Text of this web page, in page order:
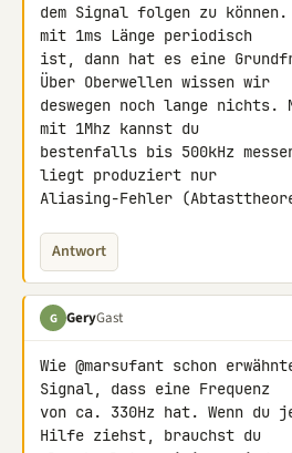
dem Signal folgen zu
mit 1ms Länge periodisch
ist, dann hat es eine
Über Oberwellen wissen wir
deswegen noch lange nichts.
mit 1Mhz kannst du
bestenfalls bis 500kHz
liegt produziert nur
Aliasing-Fehler
Antwort
G GeryGast
Wie @marsufant schon
Signal, dass eine Frequenz
von ca. 330Hz hat. Wenn
Hilfe ziehst, brauchst du